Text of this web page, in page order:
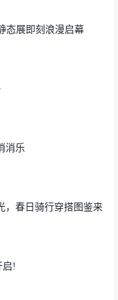
态展即刻浪漫启幕
消乐
，春日骑行穿搭图鉴来
启!